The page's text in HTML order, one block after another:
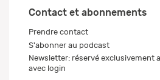
Contact et abonnements
Prendre contact
S'abonner au podcast
Newsletter: réservé exclusivement
avec login